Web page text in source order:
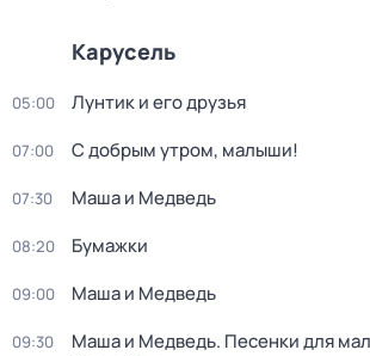
Карусель
05:00 Лунтик и его друзья
07:00 С добрым утром, малыши!
07:30 Маша и Медведь
08:20 Бумажки
09:00 Маша и Медведь
09:30 Маша и Медведь. Песенки для